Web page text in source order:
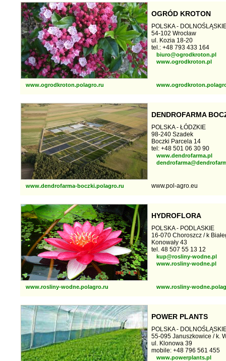
OGRÓD KROTON
POLSKA -
54-102 Wrocław
ul. Kozia 18-20
tel.: +48 793 433 164
biuro@ogrodkroton.pl
www.ogrodkroton.pl
www.ogrodkroton.polagro.ru
DENDROFARMA
POLSKA - ŁÓDZKIE
98-240 Szadek
Boczki Parcela 14
tel: +48 501 06 30 90
www.dendrofarma.pl
www.dendrofarma-boczki.polagro.ru www.pol-agro.eu
HYDROFLORA
POLSKA - PODLASKIE
16-070 Choroszcz / k
Konowały 43
tel. 48 507 55 13 12
kup@rosliny-wodne.pl
www.rosliny-wodne.pl
www.rosliny-wodne.polagro.ru www.rosliny-
POWER PLANTS
POLSKA -
55-095 Januszkowice / k.
ul. Klonowa 39
mobile: +48 796 561 455
www.powerplants.pl